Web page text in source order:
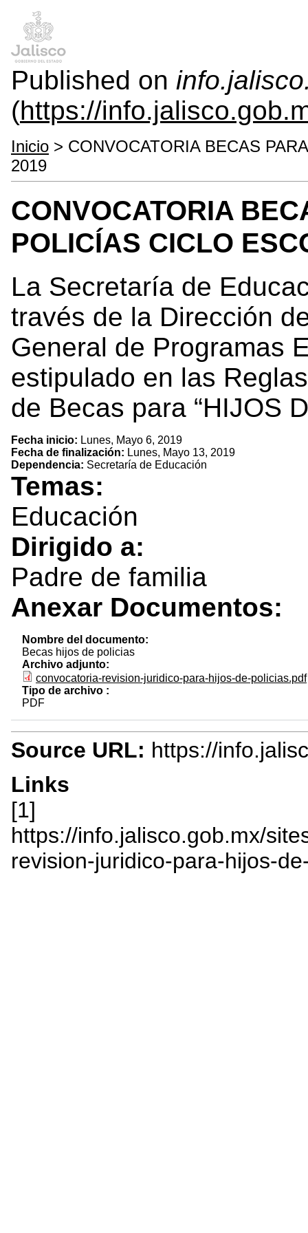
Published on
(https://
Inicio > CONVOCATORIA BECAS
2019
CONVOCATORIA
POLICÍAS CICLO
La Secretaría de
través de la Dirección
General de Programas
estipulado en las
de Becas para “HIJOS
Fecha inicio: Lunes, Mayo 6, 2019
Fecha de finalización: Lunes, Mayo 13, 2019
Dependencia: Secretaría de Educación
Temas:
Educación
Dirigido a:
Padre de familia
Anexar Documentos:
Nombre del documento:
Becas hijos de policias
Archivo adjunto:
convocatoria-revision-juridico-para-hijos-de-policias.pdf
Tipo de archivo :
PDF
Source URL: https://
Links
[1]
https://info.jalisco.gob.mx/
revision-juridico-para-hijos-